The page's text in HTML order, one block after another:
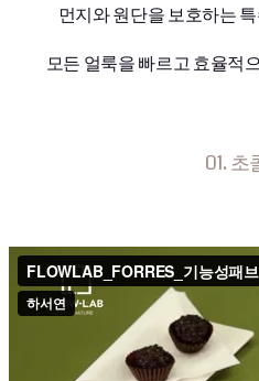
먼지와 원단을 보호하는
모든 얼룩을 빠르고 효율적
01. 초